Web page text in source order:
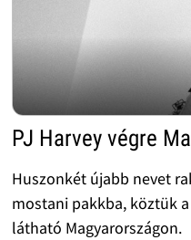
PJ Harvey végre
Huszonkét újabb nevet
mostani pakkba, köztük
látható Magyarországon.